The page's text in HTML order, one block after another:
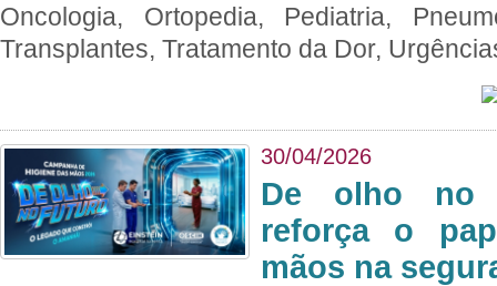
Oncologia, Ortopedia, Pediatria,
Transplantes, Tratamento da Dor,
30/04/2026
De olho no
reforça o
mãos na